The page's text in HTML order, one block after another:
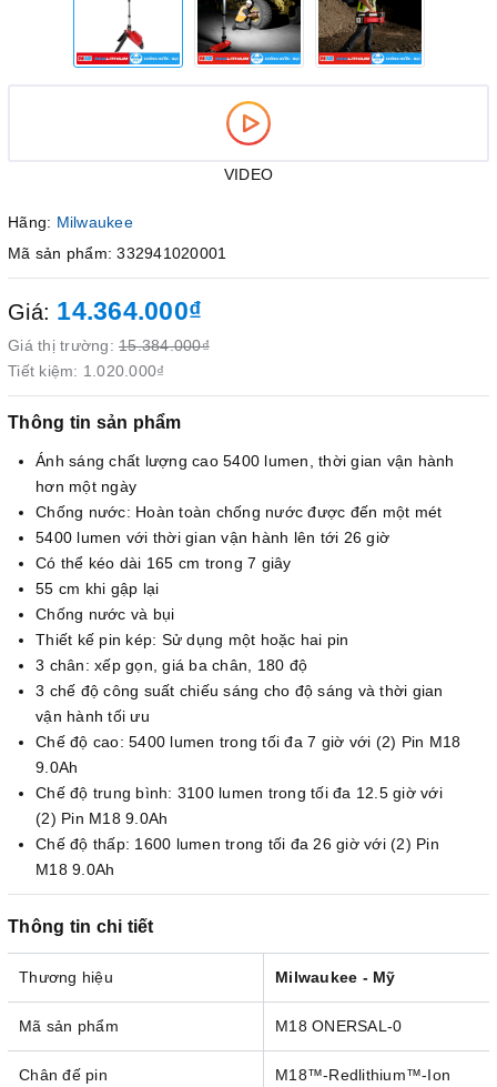
VIDEO
Hãng: Milwaukee
Mã sản phẩm: 332941020001
Giá: 14.364.000₫
Giá thị trường: 15.384.000₫
Tiết kiệm: 1.020.000₫
Thông tin sản phẩm
Ánh sáng chất lượng cao 5400 lumen, thời gian vận hành
hơn một ngày
Chống nước: Hoàn toàn chống nước được đến một mét
5400 lumen với thời gian vận hành lên tới 26 giờ
Có thể kéo dài 165 cm trong 7 giây
55 cm khi gập lại
Chống nước và bụi
Thiết kế pin kép: Sử dụng một hoặc hai pin
3 chân: xếp gọn, giá ba chân, 180 độ
3 chế độ công suất chiếu sáng cho độ sáng và thời gian
vận hành tối ưu
Chế độ cao: 5400 lumen trong tối đa 7 giờ với (2) Pin M18
9.0Ah
Chế độ trung bình: 3100 lumen trong tối đa 12.5 giờ với
(2) Pin M18 9.0Ah
Chế độ thấp: 1600 lumen trong tối đa 26 giờ với (2) Pin
M18 9.0Ah
Thông tin chi tiết
Thương hiệu Milwaukee - Mỹ
Mã sản phẩm M18 ONERSAL-0
Chân đế pin M18™-Redlithium™-Ion